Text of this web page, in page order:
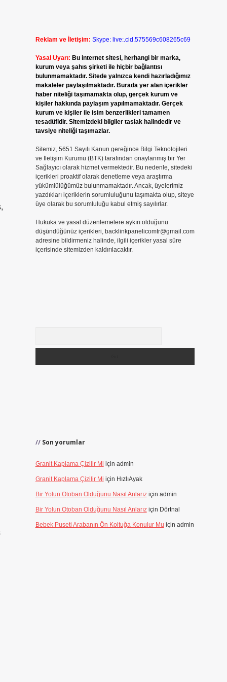
Reklam ve İletişim: Skype: live:.cid.575569c608265c69
Yasal Uyarı: Bu internet sitesi, herhangi bir marka,
kurum veya şahıs şirketi ile hiçbir bağlantısı
bulunmamaktadır. Sitede yalnızca kendi hazırladığımız
makaleler paylaşılmaktadır. Burada yer alan içerikler
haber niteliği taşımamakta olup, gerçek kurum ve
kişiler hakkında paylaşım yapılmamaktadır. Gerçek
kurum ve kişiler ile isim benzerlikleri tamamen
tesadüfidir. Sitemizdeki bilgiler taslak halindedir ve
tavsiye niteliği taşımazlar.
Sitemiz, 5651 Sayılı Kanun gereğince Bilgi Teknolojileri
ve İletişim Kurumu (BTK) tarafından onaylanmış bir Yer
Sağlayıcı olarak hizmet vermektedir. Bu nedenle, sitedeki
içerikleri proaktif olarak denetleme veya araştırma
yükümlülüğümüz bulunmamaktadır. Ancak, üyelerimiz
yazdıkları içeriklerin sorumluluğunu taşımakta olup, siteye
üye olarak bu sorumluluğu kabul etmiş sayılırlar.
Hukuka ve yasal düzenlemelere aykırı olduğunu
düşündüğünüz içerikleri, backlinkpanelicomtr@gmail.com
adresine bildirmeniz halinde, ilgili içerikler yasal süre
içerisinde sitemizden kaldırılacaktır.
Son yorumlar
Granit Kaplama Çizilir Mi için admin
Granit Kaplama Çizilir Mi için HızlıAyak
Bir Yolun Otoban Olduğunu Nasıl Anlarıziçin admin
Bir Yolun Otoban Olduğunu Nasıl Anlarıziçin Dörtnal
Bebek Puseti Arabanın Ön Koltuğa Konulur Mu için admin